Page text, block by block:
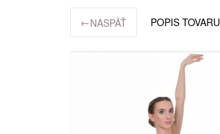
←NASPÄŤ POPIS TOVARU